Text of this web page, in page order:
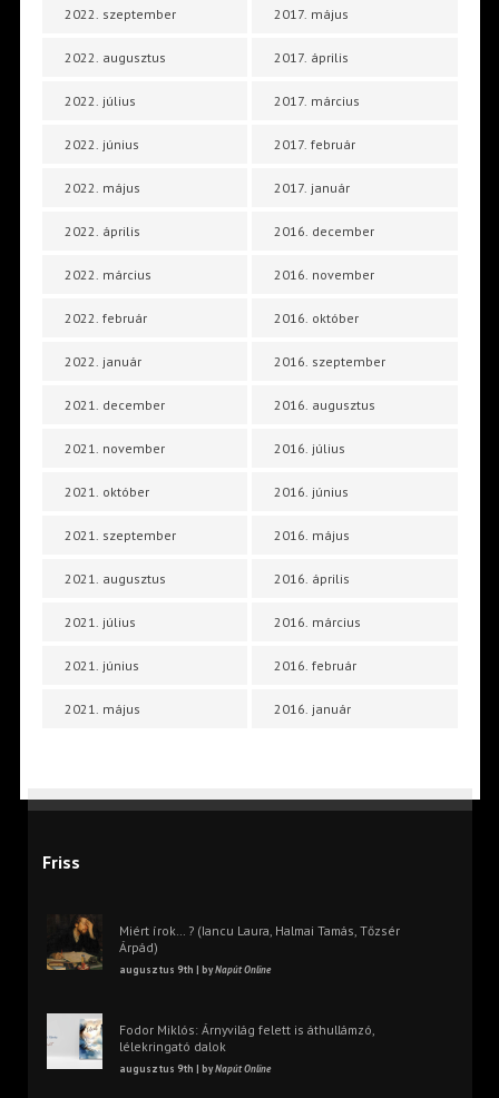
2022. szeptember
2022. augusztus
2022. július
2022. június
2022. május
2022. április
2022. március
2022. február
2022. január
2021. december
2021. november
2021. október
2021. szeptember
2021. augusztus
2021. július
2021. június
2021. május
2017. május
2017. április
2017. március
2017. február
2017. január
2016. december
2016. november
2016. október
2016. szeptember
2016. augusztus
2016. július
2016. június
2016. május
2016. április
2016. március
2016. február
2016. január
Friss
Miért írok… ? (Iancu Laura, Halmai Tamás, Tőzsér
Árpád)
augusztus 9th | byNapút Online
Fodor Miklós: Árnyvilág felett is áthullámzó,
lélekringató dalok
augusztus 9th | byNapút Online